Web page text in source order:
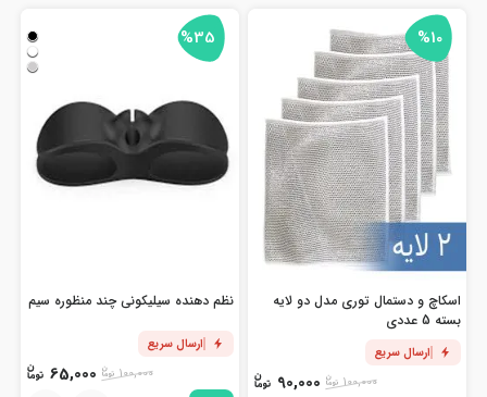
%10
اسکاچ و دستمال توری مدل دو لایه
بسته 5 عددی
ارسال سریع
100,000
90,000
%35
نظم دهنده سیلیکونی چند منظوره سیم
ارسال سریع
100,000
65,000